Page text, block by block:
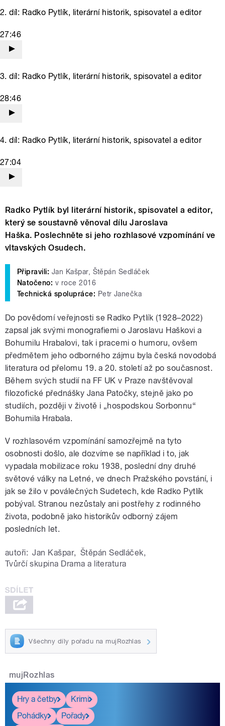
2. díl: Radko Pytlík, literární historik, spisovatel a editor
27:46
3. díl: Radko Pytlík, literární historik, spisovatel a editor
28:46
4. díl: Radko Pytlík, literární historik, spisovatel a editor
27:04
Radko Pytlík byl literární historik, spisovatel a editor,
který se soustavně věnoval dílu Jaroslava
Haška. Poslechněte si jeho rozhlasové vzpomínání ve
vltavských Osudech.
Připravili: Jan Kašpar, Štěpán Sedláček
Natočeno: v roce 2016
Technická spolupráce: Petr Janečka
Do povědomí veřejnosti se Radko Pytlík (1928–2022)
zapsal jak svými monografiemi o Jaroslavu Haškovi a
Bohumilu Hrabalovi, tak i pracemi o humoru, ovšem
předmětem jeho odborného zájmu byla česká novodobá
literatura od přelomu 19. a 20. století až po současnost.
Během svých studií na FF UK v Praze navštěvoval
filozofické přednášky Jana Patočky, stejně jako po
studiích, později v životě i „hospodskou Sorbonnu“
Bohumila Hrabala.
V rozhlasovém vzpomínání samozřejmě na tyto
osobnosti došlo, ale dozvíme se například i to, jak
vypadala mobilizace roku 1938, poslední dny druhé
světové války na Letné, ve dnech Pražského povstání, i
jak se žilo v poválečných Sudetech, kde Radko Pytlík
pobýval. Stranou nezůstaly ani postřehy z rodinného
života, podobně jako historikův odborný zájem
posledních let.
autoři: Jan Kašpar, Štěpán Sedláček,
Tvůrčí skupina Drama a literatura
Všechny díly pořadu na mujRozhlas
mujRozhlas
Hry a četby
Krimi
Pohádky
Pořady